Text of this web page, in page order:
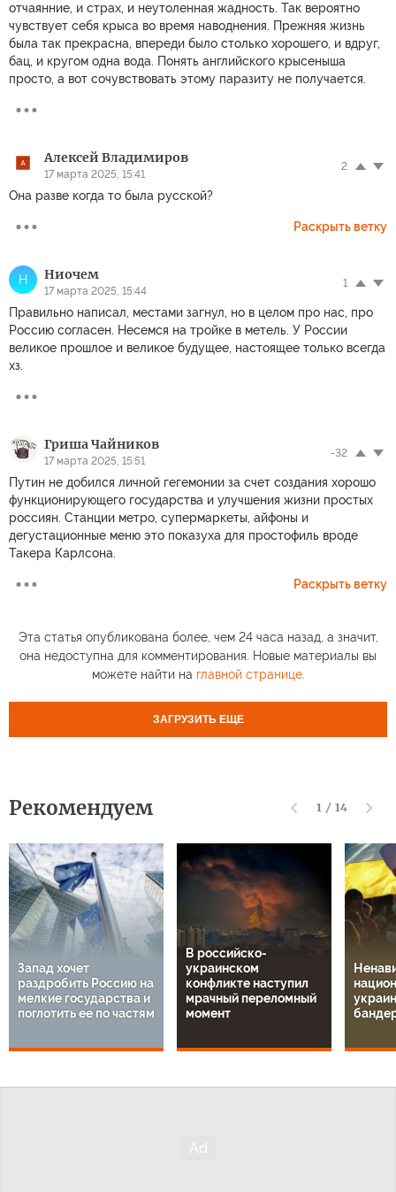
отчаянние, и страх, и неутоленная жадность. Так вероятно
чувствует себя крыса во время наводнения. Прежняя жизнь
была так прекрасна, впереди было столько хорошего, и вдруг,
бац, и кругом одна вода. Понять английского крысеныша
просто, а вот сочувствовать этому паразиту не получается.
Алексей Владимиров
17 марта 2025, 15:41
2
Она разве когда то была русской?
Раскрыть ветку
Н Ниочем
17 марта 2025, 15:44
1
Правильно написал, местами загнул, но в целом про нас, про
Россию согласен. Несемся на тройке в метель. У России
великое прошлое и великое будущее, настоящее только всегда
хз.
Гриша Чайников
17 марта 2025, 15:51
-32
Путин не добился личной гегемонии за счет создания хорошо
функционирующего государства и улучшения жизни простых
россиян. Cтанции метро, супермаркеты, айфоны и
дегустационные меню это показуха для простофиль вроде
Такера Карлсона.
Раскрыть ветку
Эта статья опубликована более, чем 24 часа назад, а значит,
она недоступна для комментирования. Новые материалы вы
можете найти на главной странице.
ЗАГРУЗИТЬ ЕЩЕ
Рекомендуем 1 / 14
Запад хочет
раздробить Россию на
мелкие государства и
поглотить ее по частям
В российско-
украинском
конфликте наступил
мрачный переломный
момент